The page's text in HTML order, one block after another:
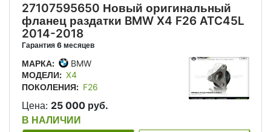
27107595650 Новый оригинальный
фланец раздатки BMW X4 F26 ATC45L
2014-2018
Гарантия 6 месяцев
МАРКА:
BMW
МОДЕЛИ: X4
ПОКОЛЕНИЯ: F26
Цена: 25 000 руб.
В НАЛИЧИИ